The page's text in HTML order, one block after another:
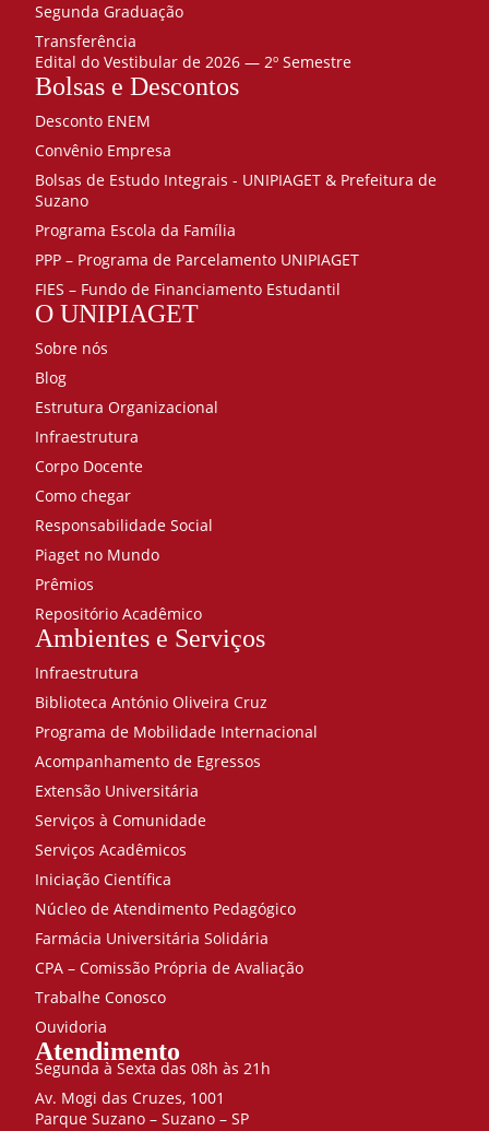
Segunda Graduação
Transferência
Edital do Vestibular de 2026 — 2º Semestre
Bolsas e Descontos
Desconto ENEM
Convênio Empresa
Bolsas de Estudo Integrais - UNIPIAGET & Prefeitura de
Suzano
Programa Escola da Família
PPP – Programa de Parcelamento UNIPIAGET
FIES – Fundo de Financiamento Estudantil
O UNIPIAGET
Sobre nós
Blog
Estrutura Organizacional
Infraestrutura
Corpo Docente
Como chegar
Responsabilidade Social
Piaget no Mundo
Prêmios
Repositório Acadêmico
Ambientes e Serviços
Infraestrutura
Biblioteca António Oliveira Cruz
Programa de Mobilidade Internacional
Acompanhamento de Egressos
Extensão Universitária
Serviços à Comunidade
Serviços Acadêmicos
Iniciação Científica
Núcleo de Atendimento Pedagógico
Farmácia Universitária Solidária
CPA – Comissão Própria de Avaliação
Trabalhe Conosco
Ouvidoria
Atendimento
Segunda à Sexta das 08h às 21h
Av. Mogi das Cruzes, 1001
Parque Suzano – Suzano – SP